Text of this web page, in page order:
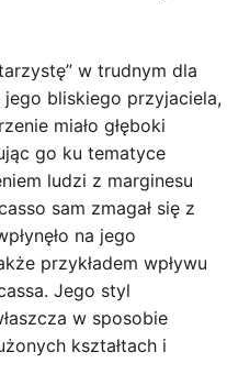
w trudnym dla
bliskiego przyjaciela,
miało głęboki
go ku tematyce
ludzi z marginesu
sam zmagał się z
na jego
przykładem wpływu
Jego styl
w sposobie
kształtach i